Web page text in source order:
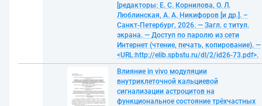
[редакторы: Е. С. Корнилова, О. Л.
Люблинская, А. А. Никифоров [и др.]. –
Санкт-Петербург, 2026. — Загл. с титул.
экрана. — Доступ по паролю из сети
Интернет (чтение, печать, копирование). —
<URL:http://elib.spbstu.ru/dl/2/id26-73.pdf>.
Влияние in vivo модуляции
внутриклеточной кальциевой
сигнализации астроцитов на
функциональное состояние трёхчастных